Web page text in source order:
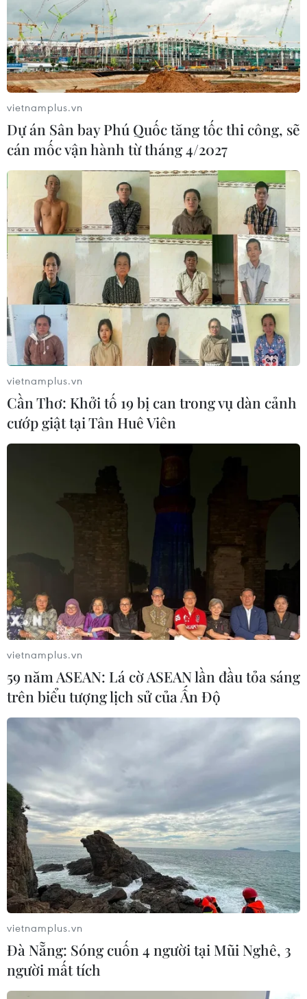
vietnamplus.vn
Dự án Sân bay Phú Quốc tăng tốc thi công, sẽ
cán mốc vận hành từ tháng 4/2027
vietnamplus.vn
Cần Thơ: Khởi tố 19 bị can trong vụ dàn cảnh
cướp giật tại Tân Huê Viên
vietnamplus.vn
59 năm ASEAN: Lá cờ ASEAN lần đầu tỏa sáng
trên biểu tượng lịch sử của Ấn Độ
vietnamplus.vn
Đà Nẵng: Sóng cuốn 4 người tại Mũi Nghê, 3
người mất tích